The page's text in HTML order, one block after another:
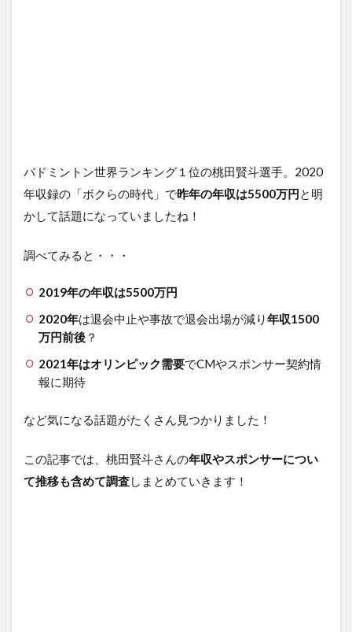
バドミントン世界ランキング１位の桃田賢斗選手。2020
年収録の「ボクらの時代」で昨年の年収は5500万円と明
かして話題になっていましたね！
調べてみると・・・
2019年の年収は5500万円
2020年は退会中止や事故で退会出場が減り年収1500
万円前後？
2021年はオリンピック需要でCMやスポンサー契約情
報に期待
など気になる話題がたくさん見つかりました！
この記事では、桃田賢斗さんの年収やスポンサーについ
て推移も含めて調査しまとめていきます！